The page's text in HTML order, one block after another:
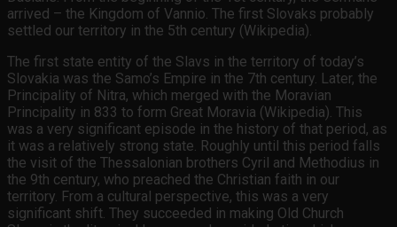
arrived – the Kingdom of Vannio. The first Slovaks probably
settled our territory in the 5th century (Wikipedia).
The first state entity of the Slavs in the territory of today’s
Slovakia was the Samo’s Empire in the 7th century. Later, the
Principality of Nitra, which merged with the Moravian
Principality in 833 to form Great Moravia (Wikipedia). This
was a very significant episode in the history of that period, as
it was a relatively strong state. Roughly until this period falls
the visit of the Thessalonian brothers Cyril and Methodius in
the 9th century, who preached the Christian faith in our
territory. From a cultural perspective, this was a very
significant shift. They succeeded in making Old Church